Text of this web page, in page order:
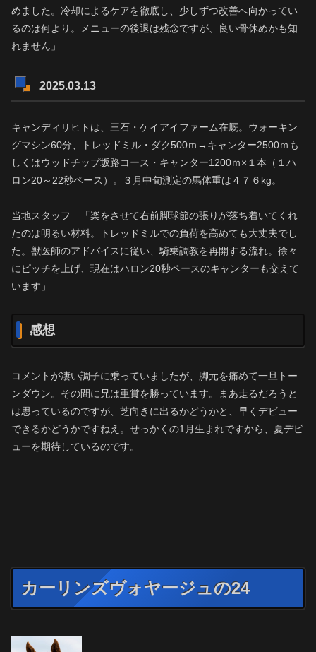
めました。冷却によるケアを徹底し、少しずつ改善へ向かってい
るのは何より。メニューの後退は残念ですが、良い骨休めかも知
れません」
2025.03.13
キャンディリヒトは、三石・ケイアイファーム在厩。ウォーキン
グマシン60分、トレッドミル・ダク500ｍ→キャンター2500ｍも
しくはウッドチップ坂路コース・キャンター1200ｍ×１本（１ハ
ロン20～22秒ペース）。３月中旬測定の馬体重は４７６kg。
当地スタッフ 「楽をさせて右前脚球節の張りが落ち着いてくれ
たのは明るい材料。トレッドミルでの負荷を高めても大丈夫でし
た。獣医師のアドバイスに従い、騎乗調教を再開する流れ。徐々
にピッチを上げ、現在はハロン20秒ペースのキャンターも交えて
います」
感想
コメントが凄い調子に乗っていましたが、脚元を痛めて一旦トー
ンダウン。その間に兄は重賞を勝っています。まあ走るだろうと
は思っているのですが、芝向きに出るかどうかと、早くデビュー
できるかどうかですねえ。せっかくの1月生まれですから、夏デビ
ューを期待しているのです。
カーリンズヴォヤージュの24